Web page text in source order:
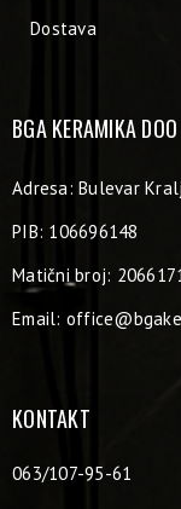
Dostava
BGA KERAMIKA DOO
Adresa: Bulevar
PIB: 106696148
Matični broj:
Email:
KONTAKT
063/107-95-61